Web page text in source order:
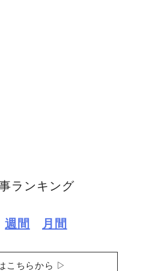
ランキング
週間 月間
こちらから ▷